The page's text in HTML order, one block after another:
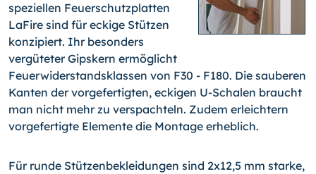
speziellen Feuerschutzplatten
LaFire sind für eckige Stützen
konzipiert. Ihr besonders
vergüteter Gipskern ermöglicht
Feuerwiderstandsklassen von F30 - F180. Die sauberen
Kanten der vorgefertigten, eckigen U-Schalen braucht
man nicht mehr zu verspachteln. Zudem erleichtern
vorgefertigte Elemente die Montage erheblich.
Für runde Stützenbekleidungen sind 2x12,5 mm starke,